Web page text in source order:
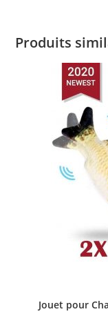
Produits
Jouet pour